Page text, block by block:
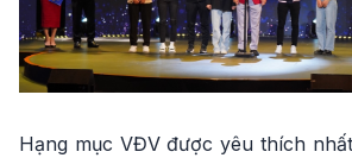
Hạng mục VĐV được yêu thích